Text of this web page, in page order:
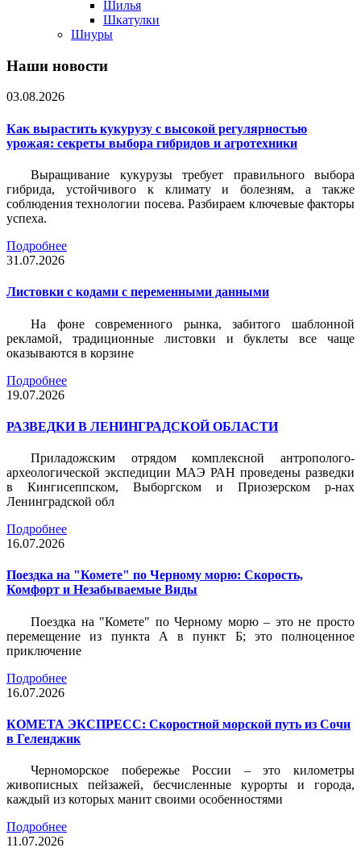
Шилья
Шкатулки
Шнуры
Наши новости
03.08.2026
Как вырастить кукурузу с высокой регулярностью
урожая: секреты выбора гибридов и агротехники
Выращивание кукурузы требует правильного выбора
гибрида, устойчивого к климату и болезням, а также
соблюдения технологии посева. Разбираем ключевые факторы
успеха.
Подробнее
31.07.2026
Листовки c кодами с переменными данными
На фоне современного рынка, забитого шаблонной
рекламой, традиционные листовки и буклеты все чаще
оказываются в корзине
Подробнее
19.07.2026
РАЗВЕДКИ В ЛЕНИНГРАДСКОЙ ОБЛАСТИ
Приладожским отрядом комплексной антрополого-
археологической экспедиции МАЭ РАН проведены разведки
в Кингисеппском, Выборгском и Приозерском р-нах
Ленинградской обл
Подробнее
16.07.2026
Поездка на "Комете" по Черному морю: Скорость,
Комфорт и Незабываемые Виды
Поездка на "Комете" по Черному морю – это не просто
перемещение из пункта А в пункт Б; это полноценное
приключение
Подробнее
16.07.2026
КОМЕТА ЭКСПРЕСС: Скоростной морской путь из Сочи
в Геленджик
Черноморское побережье России – это километры
живописных пейзажей, бесчисленные курорты и города,
каждый из которых манит своими особенностями
Подробнее
11.07.2026